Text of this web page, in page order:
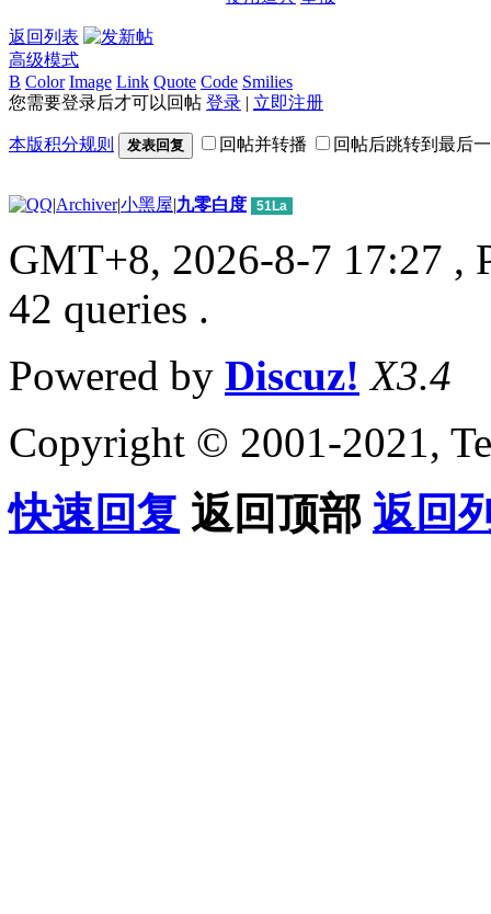
返回列表
高级模式
B Color Image Link Quote Code Smilies
您需要登录后才可以回帖 登录 | 立即注册
本版积分规则 发表回复 回帖并转播 回帖后跳转到最后
|Archiver|小黑屋|九零白度 51La
GMT+8, 2026-8-7 17:27 ,
42 queries .
Powered by Discuz! X3.4
Copyright © 2001-2021,
快速回复 返回顶部 返回